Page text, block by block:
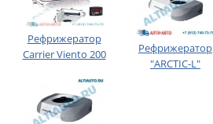
Рефрижератор
Carrier Viento 200
Рефрижератор
"ARCTIC-L"